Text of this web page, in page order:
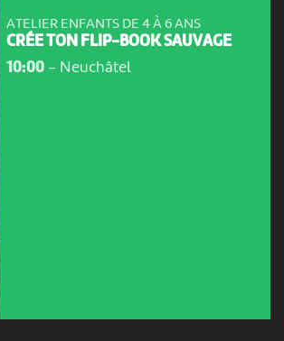
ATELIER ENFANTS DE 4 À 6 ANS
CRÉE TON FLIP-BOOK SAUVAGE
10:00- Neuchâtel